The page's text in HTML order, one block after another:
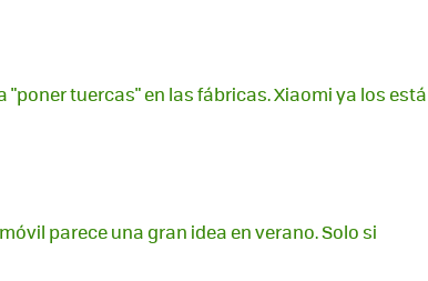
tuercas" en las fábricas. Xiaomi ya los está
parece una gran idea en verano. Solo si